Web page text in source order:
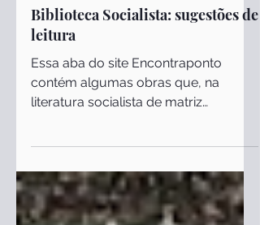
e-Books
Biblioteca Socialista: sugestões de
leitura
Essa aba do site Encontraponto
contém algumas obras que, na
marxista, se destacam pela
importância dada à...